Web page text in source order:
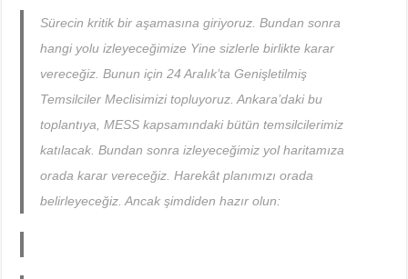
Sürecin kritik bir aşamasına giriyoruz. Bundan sonra
hangi yolu izleyeceğimize Yine sizlerle birlikte karar
vereceğiz. Bunun için 24 Aralık’ta Genişletilmiş
Temsilciler Meclisimizi topluyoruz. Ankara’daki bu
toplantıya, MESS kapsamındaki bütün temsilcilerimiz
katılacak. Bundan sonra izleyeceğimiz yol haritamıza
orada karar vereceğiz. Harekât planımızı orada
belirleyeceğiz. Ancak şimdiden hazır olun: